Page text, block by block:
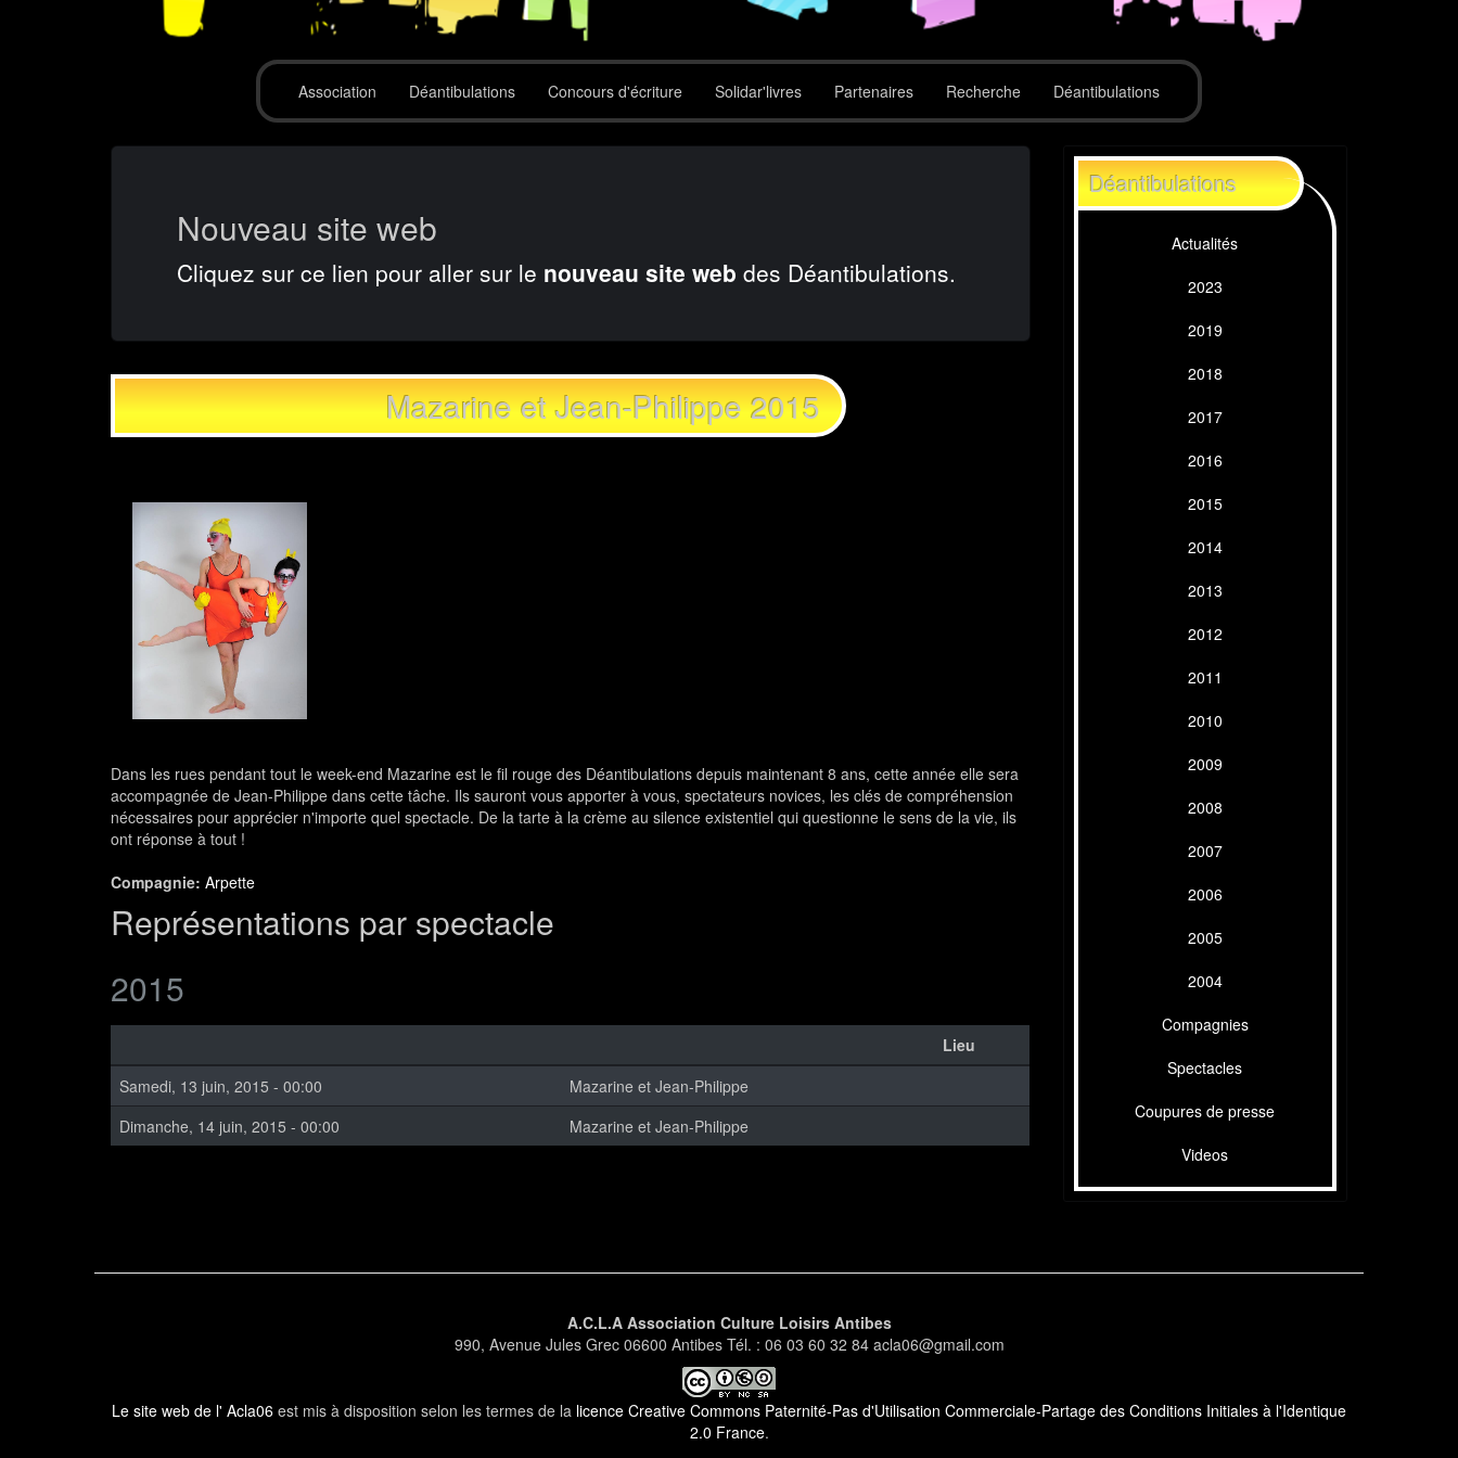
Association Déantibulations Concours d'écriture Solidar'livres Partenaires Recherche Déantibulations
Nouveau site web
Cliquez sur ce lien pour aller sur le nouveau site web des Déantibulations.
Mazarine et Jean-Philippe 2015
Dans les rues pendant tout le week-end Mazarine est le fil rouge des Déantibulations depuis maintenant 8 ans, cette année elle sera
accompagnée de Jean-Philippe dans cette tâche. Ils sauront vous apporter à vous, spectateurs novices, les clés de compréhension
nécessaires pour apprécier n'importe quel spectacle. De la tarte à la crème au silence existentiel qui questionne le sens de la vie, ils
ont réponse à tout !
Compagnie: Arpette
Représentations par spectacle
2015
Lieu
Samedi, 13 juin, 2015 - 00:00
Mazarine et Jean-Philippe
Dimanche, 14 juin, 2015 - 00:00
Mazarine et Jean-Philippe
Déantibulations
Actualités
2023
2019
2018
2017
2016
2015
2014
2013
2012
2011
2010
2009
2008
2007
2006
2005
2004
Compagnies
Spectacles
Coupures de presse
Videos
A.C.L.A Association Culture Loisirs Antibes
990, Avenue Jules Grec 06600 Antibes Tél. : 06 03 60 32 84 acla06@gmail.com
Le site web de l' Acla06 est mis à disposition selon les termes de la licence Creative Commons Paternité-Pas d'Utilisation Commerciale-Partage des Conditions Initiales à l'Identique
2.0 France.